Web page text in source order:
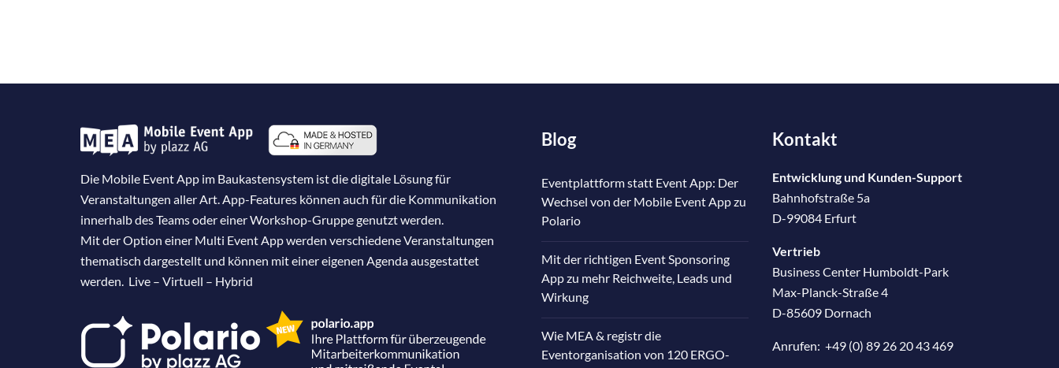
Die Mobile Event App im Baukastensystem ist die digitale Lösung für
Veranstaltungen aller Art. App-Features können auch für die Kommunikation
innerhalb des Teams oder einer Workshop-Gruppe genutzt werden.
Mit der Option einer Multi Event App werden verschiedene Veranstaltungen
thematisch dargestellt und können mit einer eigenen Agenda ausgestattet
werden. Live – Virtuell – Hybrid
Blog
Eventplattform statt Event App: Der
Wechsel von der Mobile Event App zu
Polario
Mit der richtigen Event Sponsoring
App zu mehr Reichweite, Leads und
Wirkung
Wie MEA & registr die
Eventorganisation von 120 ERGO-
Kontakt
Entwicklung und Kunden-Support
Bahnhofstraße 5a
D-99084 Erfurt
Vertrieb
Business Center Humboldt-Park
Max-Planck-Straße 4
D-85609 Dornach
Anrufen: +49 (0) 89 26 20 43 469